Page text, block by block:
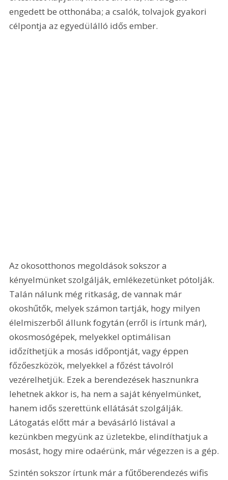
engedett be otthonába; a csalók, tolvajok gyakori
célpontja az egyedülálló idős ember.
Az okosotthonos megoldások sokszor a
kényelmünket szolgálják, emlékezetünket pótolják.
Talán nálunk még ritkaság, de vannak már
okoshűtők, melyek számon tartják, hogy milyen
élelmiszerből állunk fogytán (erről is írtunk már),
okosmosógépek, melyekkel optimálisan
időzíthetjük a mosás időpontját, vagy éppen
főzőeszközök, melyekkel a főzést távolról
vezérelhetjük. Ezek a berendezések hasznunkra
lehetnek akkor is, ha nem a saját kényelmünket,
hanem idős szerettünk ellátását szolgálják.
Látogatás előtt már a bevásárló listával a
kezünkben megyünk az üzletekbe, elindíthatjuk a
mosást, hogy mire odaérünk, már végezzen is a gép.
Szintén sokszor írtunk már a fűtőberendezés wifis